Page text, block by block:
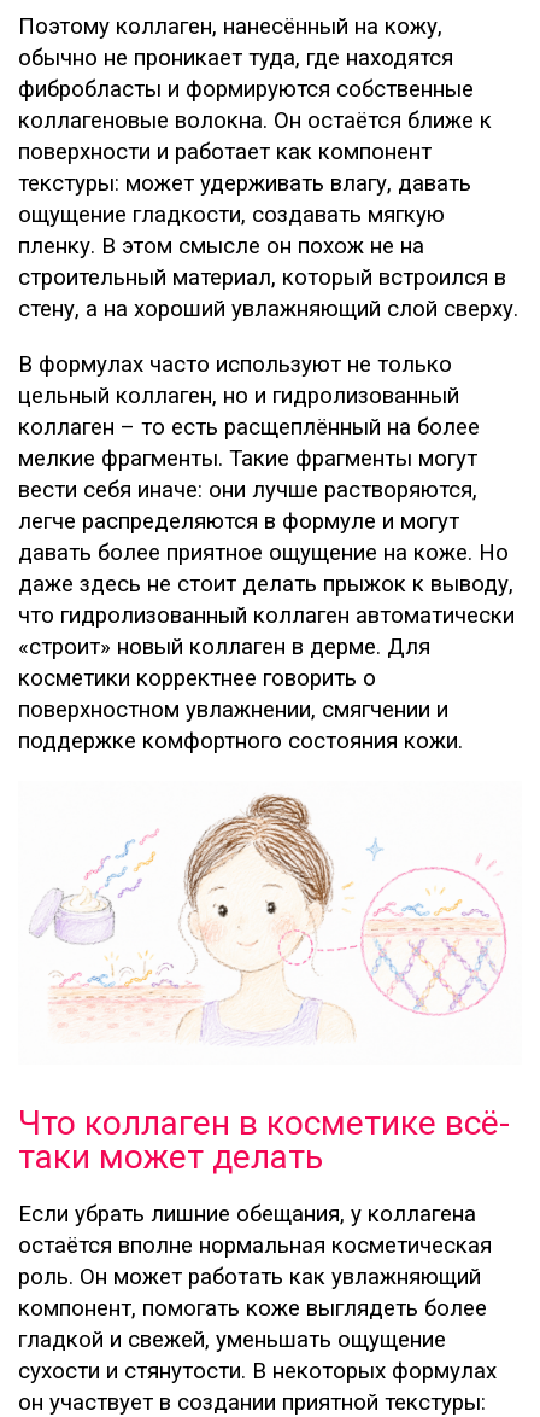
Поэтому коллаген, нанесённый на кожу,
обычно не проникает туда, где находятся
фибробласты и формируются собственные
коллагеновые волокна. Он остаётся ближе к
поверхности и работает как компонент
текстуры: может удерживать влагу, давать
ощущение гладкости, создавать мягкую
пленку. В этом смысле он похож не на
строительный материал, который встроился в
стену, а на хороший увлажняющий слой сверху.
В формулах часто используют не только
цельный коллаген, но и гидролизованный
коллаген – то есть расщеплённый на более
мелкие фрагменты. Такие фрагменты могут
вести себя иначе: они лучше растворяются,
легче распределяются в формуле и могут
давать более приятное ощущение на коже. Но
даже здесь не стоит делать прыжок к выводу,
что гидролизованный коллаген автоматически
«строит» новый коллаген в дерме. Для
косметики корректнее говорить о
поверхностном увлажнении, смягчении и
поддержке комфортного состояния кожи.
Что коллаген в косметике всё-
таки может делать
Если убрать лишние обещания, у коллагена
остаётся вполне нормальная косметическая
роль. Он может работать как увлажняющий
компонент, помогать коже выглядеть более
гладкой и свежей, уменьшать ощущение
сухости и стянутости. В некоторых формулах
он участвует в создании приятной текстуры: